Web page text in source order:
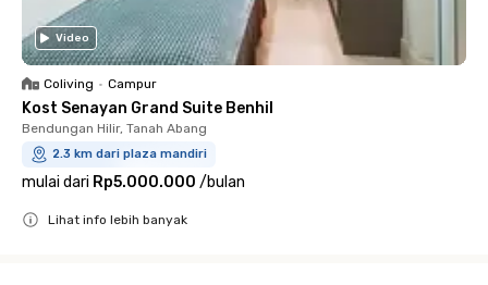
Video
Coliving • Campur
Kost Senayan Grand Suite Benhil
Bendungan Hilir, Tanah Abang
2.3 km dari plaza mandiri
mulai dari Rp5.000.000 /bulan
Lihat info lebih banyak